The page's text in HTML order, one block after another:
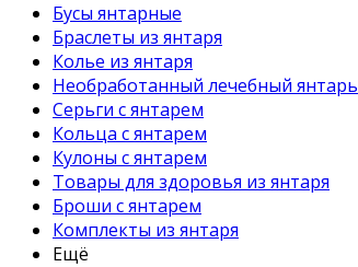
Бусы янтарные
Браслеты из янтаря
Колье из янтаря
Необработанный лечебный янтарь
Серьги с янтарем
Кольца с янтарем
Кулоны с янтарем
Товары для здоровья из янтаря
Броши с янтарем
Комплекты из янтаря
Ещё